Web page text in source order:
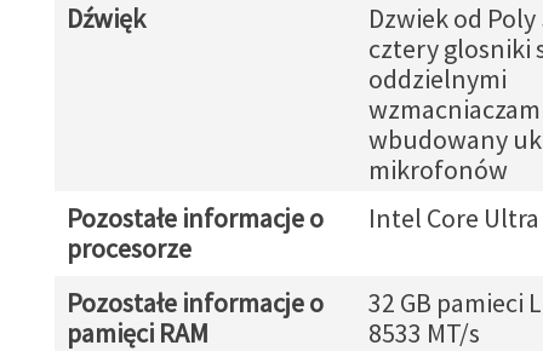
Dźwięk
Dzwiek od
cztery glosniki
oddzielnymi
wbudowany
mikrofonów
Pozostałe informacje o
procesorze
Intel Core Ultra
Pozostałe informacje o
pamięci RAM
32 GB pamieci
8533 MT/s